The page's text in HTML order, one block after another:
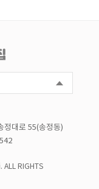
된 맛집정보가 없습니
정대로 55(송정동)
ALLRIGHTS